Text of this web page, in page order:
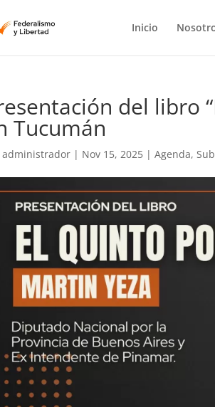
Inicio
del libro
Tucumán
administrador | Nov 15, 2025 |Agenda,